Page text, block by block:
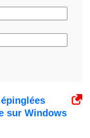
sur Windows